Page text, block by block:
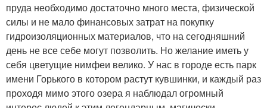
пруда необходимо достаточно много места, физической
силы и не мало финансовых затрат на покупку
гидроизоляционных материалов, что на сегодняшний
день не все себе могут позволить. Но желание иметь у
себя цветущие нимфеи велико. У нас в городе есть парк
имени Горького в котором растут кувшинки, и каждый раз
проходя мимо этого озера я наблюдал огромный